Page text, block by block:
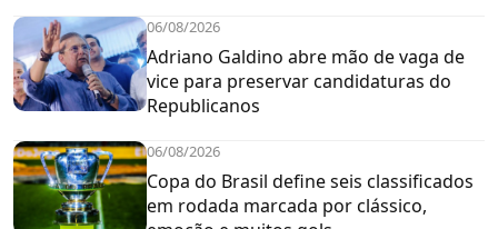
06/08/2026
Adriano Galdino abre mão de vaga de
vice para preservar candidaturas do
Republicanos
06/08/2026
Copa do Brasil define seis classificados
em rodada marcada por clássico,